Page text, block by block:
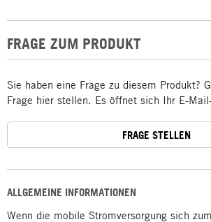
ALLGEMEINE INFORMATIONEN
Wenn die mobile Stromversorgung sich
FRAGE ZUM PRODUKT
Sie haben eine Frage zu diesem Produkt?
Frage hier stellen. Es öffnet sich Ihr E-
FRAGE STELLEN